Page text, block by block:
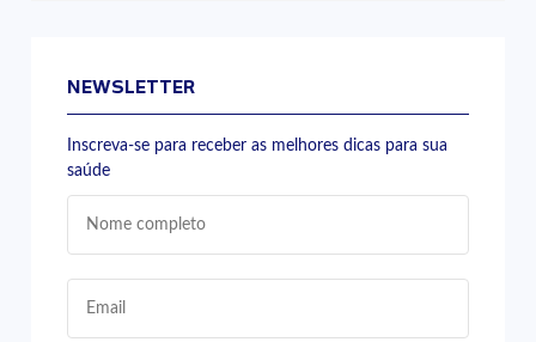
NEWSLETTER
Inscreva-se para receber as melhores dicas para sua
saúde